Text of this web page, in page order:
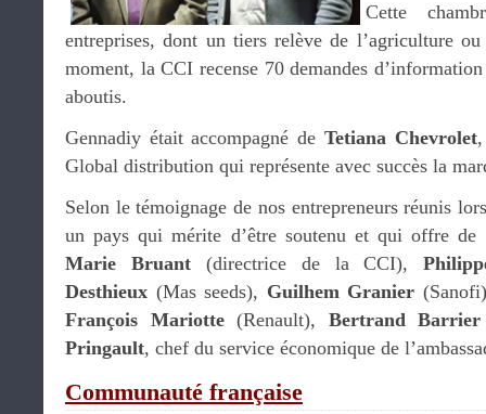
Cette
entreprises, dont un tiers relève de l’agriculture
moment, la CCI recense 70 demandes
aboutis.
Gennadiy était accompagné de Tetiana Chevrolet,
Global distribution qui représente avec succès la
Selon le témoignage de nos entrepreneurs réunis
un pays qui mérite d’être soutenu et qui offre de
Marie Bruant (directrice de la CCI),
Desthieux (Mas seeds), Guilhem Granier
François Mariotte(Renault), Bertrand Barrier
Pringault, chef du service économique de
Communauté française